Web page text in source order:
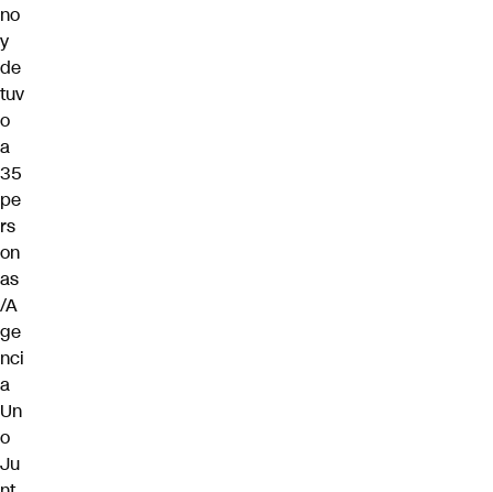
no
y
de
tuv
o
a
35
pe
rs
on
as
/A
ge
nci
a
Un
o
Ju